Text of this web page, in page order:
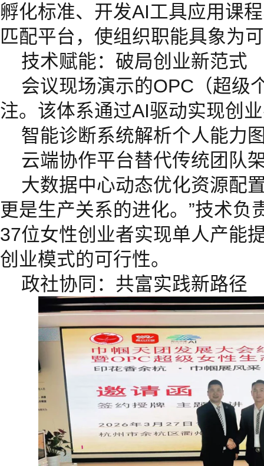
孵化标准、开发AI工具应用课
匹配平台，使组织职能具象为
技术赋能：破局创业新范式
会议现场演示的OPC（超级
注。该体系通过AI驱动实现创
智能诊断系统解析个人能力
云端协作平台替代传统团队
大数据中心动态优化资源配
更是生产关系的进化。”技术负
37位女性创业者实现单人产能
创业模式的可行性。
政社协同：共富实践新路径